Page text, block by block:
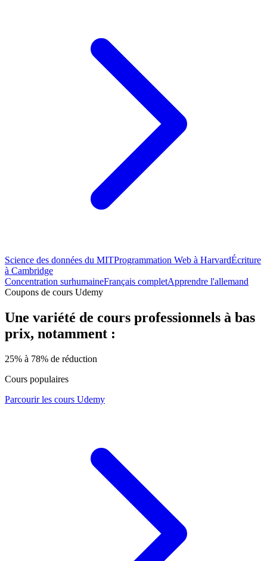
Science des données du MITProgrammation Web à HarvardÉcriture
à Cambridge
Concentration surhumaineFrançais completApprendre l'allemand
Coupons de cours Udemy
Une variété de cours professionnels à bas
prix, notamment :
25% à 78% de réduction
Cours populaires
Parcourir les cours Udemy